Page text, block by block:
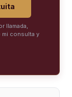
llamada,
consulta y